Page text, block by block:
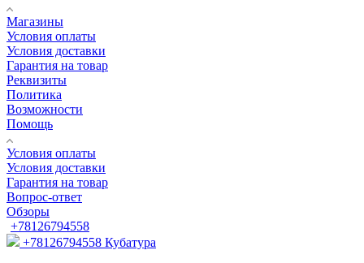
Магазины
Условия оплаты
Условия доставки
Гарантия на товар
Реквизиты
Политика
Возможности
Помощь
Условия оплаты
Условия доставки
Гарантия на товар
Вопрос-ответ
Обзоры
+78126794558
+78126794558 Кубатура